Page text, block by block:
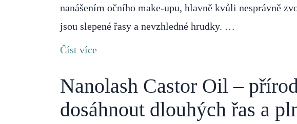
nanášením očního make-upu, hlavně kvůli nesprávně
jsou slepené řasy a nevzhledné hrudky. …
Číst více
Nanolash Castor Oil –
dosáhnout dlouhých řas a